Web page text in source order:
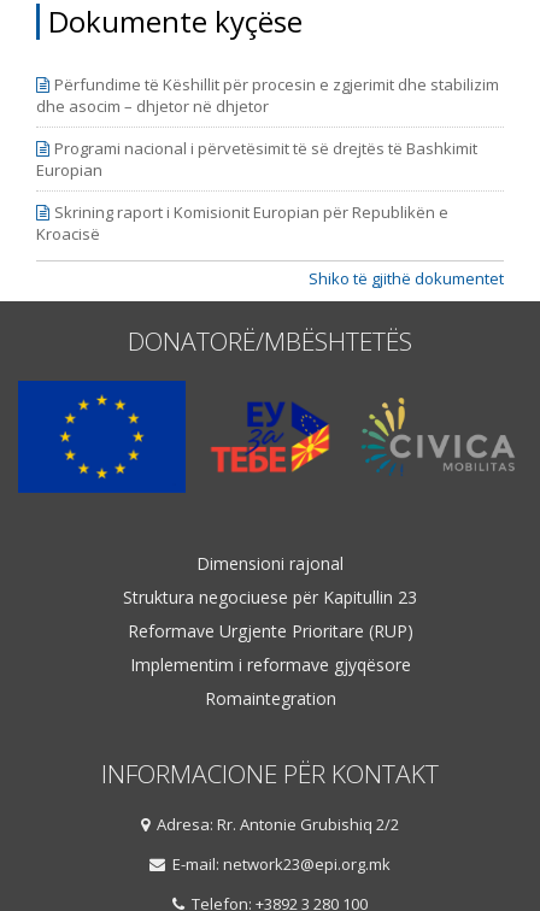
Dokumente kyçëse
Përfundime të Këshillit për procesin e zgjerimit dhe stabilizim
dhe asocim – dhjetor në dhjetor
Programi nacional i përvetësimit të së drejtës të Bashkimit
Europian
Skrining raport i Komisionit Europian për Republikën e
Kroacisë
Shiko të gjithë dokumentet
DONATORË/MBËSHTETËS
Dimensioni rajonal
Struktura negociuese për Kapitullin 23
Reformave Urgjente Prioritare (RUP)
Implementim i reformave gjyqësore
Romaintegration
INFORMACIONE PËR KONTAKT
Adresa: Rr. Antonie Grubishiq 2/2
E-mail: network23@epi.org.mk
Telefon: +3892 3 280 100